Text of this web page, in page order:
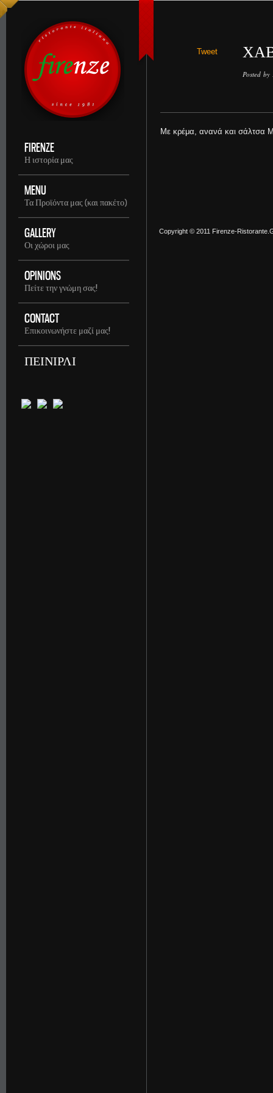
FIRENZE
Η ιστορία μας
MENU
Τα Προϊόντα μας (και πακέτο)
GALLERY
Οι χώροι μας
OPINIONS
Πείτε την γνώμη σας!
CONTACT
Επικοινωνήστε μαζί μας!
ΠΕΙΝΙΡΛΙ
Posted
Tweet
Με κρέμα, ανανά και σάλτσα
Copyright © 2011 Firenze-